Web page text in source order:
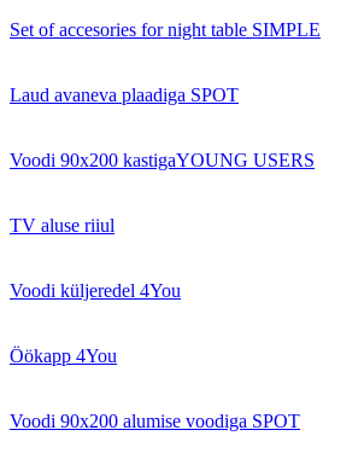
Set of accesories for night table SIMPLE
Laud avaneva plaadiga SPOT
Voodi 90x200 kastigaYOUNG USERS
TV aluse riiul
Voodi küljeredel 4You
Öökapp 4You
Voodi 90x200 alumise voodiga SPOT